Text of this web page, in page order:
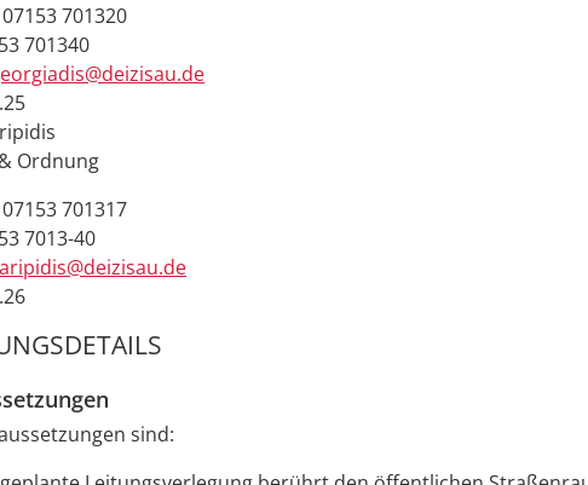
07153 701320
701340
Ordnung
07153 701317
7013-40
sind: